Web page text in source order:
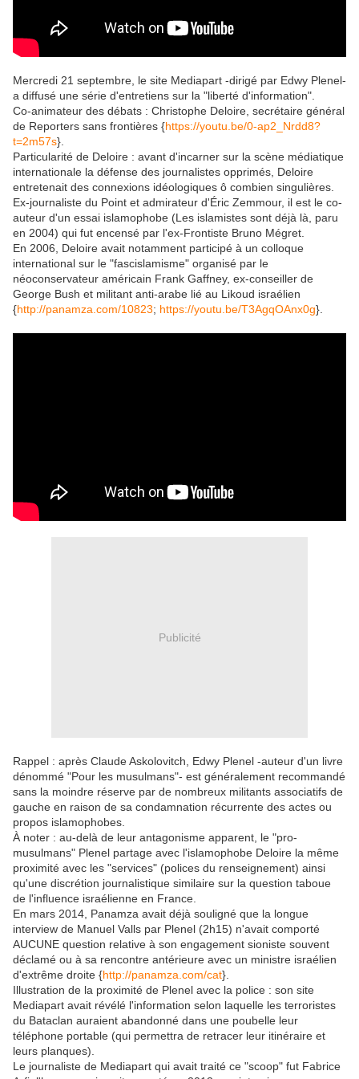
Mercredi 21 septembre, le site Mediapart -dirigé par Edwy Plenel-
a diffusé une série d'entretiens sur la "liberté d'information".
Co-animateur des débats : Christophe Deloire, secrétaire général
de Reporters sans frontières {https://youtu.be/0-ap2_Nrdd8?
t=2m57s}.
Particularité de Deloire : avant d'incarner sur la scène médiatique
internationale la défense des journalistes opprimés, Deloire
entretenait des connexions idéologiques ô combien singulières.
Ex-journaliste du Point et admirateur d'Éric Zemmour, il est le co-
auteur d'un essai islamophobe (Les islamistes sont déjà là, paru
en 2004) qui fut encensé par l'ex-Frontiste Bruno Mégret.
En 2006, Deloire avait notamment participé à un colloque
international sur le "fascislamisme" organisé par le
néoconservateur américain Frank Gaffney, ex-conseiller de
George Bush et militant anti-arabe lié au Likoud israélien
{http://panamza.com/10823; https://youtu.be/T3AgqOAnx0g}.
Publicité
Rappel : après Claude Askolovitch, Edwy Plenel -auteur d'un livre
dénommé "Pour les musulmans"- est généralement recommandé
sans la moindre réserve par de nombreux militants associatifs de
gauche en raison de sa condamnation récurrente des actes ou
propos islamophobes.
À noter : au-delà de leur antagonisme apparent, le "pro-
musulmans" Plenel partage avec l'islamophobe Deloire la même
proximité avec les "services" (polices du renseignement) ainsi
qu'une discrétion journalistique similaire sur la question taboue
de l'influence israélienne en France.
En mars 2014, Panamza avait déjà souligné que la longue
interview de Manuel Valls par Plenel (2h15) n'avait comporté
AUCUNE question relative à son engagement sioniste souvent
déclamé ou à sa rencontre antérieure avec un ministre israélien
d'extrême droite {http://panamza.com/cat}.
Illustration de la proximité de Plenel avec la police : son site
Mediapart avait révélé l'information selon laquelle les terroristes
du Bataclan auraient abandonné dans une poubelle leur
téléphone portable (qui permettra de retracer leur itinéraire et
leurs planques).
Le journaliste de Mediapart qui avait traité ce "scoop" fut Fabrice